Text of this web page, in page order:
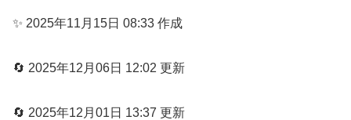
✨ 2025年11月15日 08:33 作成
🔄 2025年12月06日 12:02 更新
🔄 2025年12月01日 13:37 更新